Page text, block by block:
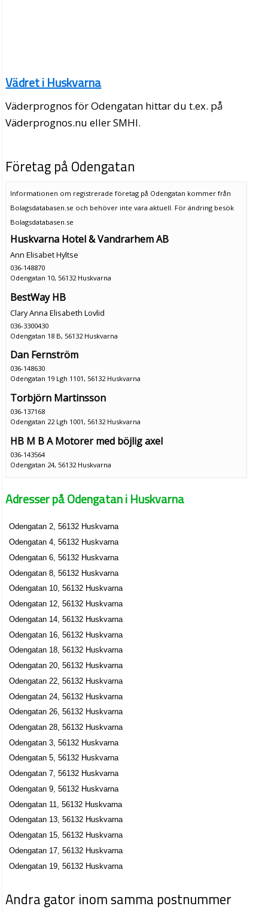
Vädret i Huskvarna
Väderprognos för Odengatan hittar du t.ex. på
Väderprognos.nu eller SMHI.
Företag på Odengatan
Informationen om registrerade företag på Odengatan kommer från
Bolagsdatabasen.se och behöver inte vara aktuell. För ändring besök
Bolagsdatabasen.se
Huskvarna Hotel & Vandrarhem AB
Ann Elisabet Hyltse
036-148870
Odengatan 10, 56132 Huskvarna
BestWay HB
Clary Anna Elisabeth Lovlid
036-3300430
Odengatan 18 B, 56132 Huskvarna
Dan Fernström
036-148630
Odengatan 19 Lgh 1101, 56132 Huskvarna
Torbjörn Martinsson
036-137168
Odengatan 22 Lgh 1001, 56132 Huskvarna
HB M B A Motorer med böjlig axel
036-143564
Odengatan 24, 56132 Huskvarna
Carin Birgitta Aringsjö
Odengatan 28, 56132 Huskvarna
Yantra It Systems AB
John Evert Anders Rogvall
036-137961
Odengatan 7, 56132 Huskvarna
Adresser på Odengatan i Huskvarna
Odengatan 2, 56132 Huskvarna
Odengatan 4, 56132 Huskvarna
Odengatan 6, 56132 Huskvarna
Odengatan 8, 56132 Huskvarna
Odengatan 10, 56132 Huskvarna
Odengatan 12, 56132 Huskvarna
Odengatan 14, 56132 Huskvarna
Odengatan 16, 56132 Huskvarna
Odengatan 18, 56132 Huskvarna
Odengatan 20, 56132 Huskvarna
Odengatan 22, 56132 Huskvarna
Odengatan 24, 56132 Huskvarna
Odengatan 26, 56132 Huskvarna
Odengatan 28, 56132 Huskvarna
Odengatan 3, 56132 Huskvarna
Odengatan 5, 56132 Huskvarna
Odengatan 7, 56132 Huskvarna
Odengatan 9, 56132 Huskvarna
Odengatan 11, 56132 Huskvarna
Odengatan 13, 56132 Huskvarna
Odengatan 15, 56132 Huskvarna
Odengatan 17, 56132 Huskvarna
Odengatan 19, 56132 Huskvarna
Andra gator inom samma postnummer